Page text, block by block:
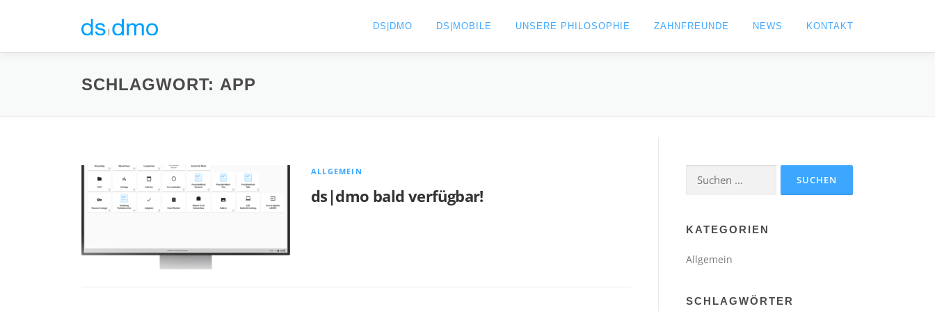
DS|DMO DS|MOBILE UNSERE PHILOSOPHIE ZAHNFREUNDE NEWS KONTAKT
SCHLAGWORT: APP
ALLGEMEIN
ds|dmo bald verfügbar!
Suchen
KATEGORIEN
Allgemein
SCHLAGWÖRTER